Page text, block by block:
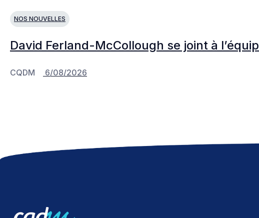
NOS NOUVELLES
David Ferland-McCollough se joint à
CQDM 6/08/2026